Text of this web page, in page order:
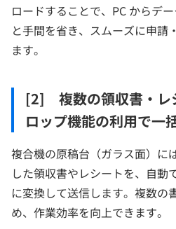
ロードすることで、PC からデ
と手間を省き、スムーズに申請
ます。
[2] 複数の領収書・レ
ロップ機能の利用で一
複合機の原稿台（ガラス面）に
した領収書やレシートを、自動
に変換して送信します。複数の
め、作業効率を向上できます。